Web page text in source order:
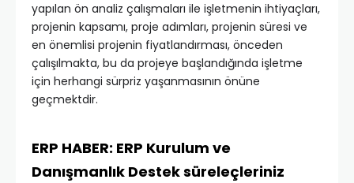
yapılan ön analiz çalışmaları ile işletmenin ihtiyaçları,
projenin kapsamı, proje adımları, projenin süresi ve
en önemlisi projenin fiyatlandırması, önceden
çalışılmakta, bu da projeye başlandığında işletme
için herhangi sürpriz yaşanmasının önüne
geçmektdir.
ERP HABER: ERP Kurulum ve
Danışmanlık Destek süreleçleriniz